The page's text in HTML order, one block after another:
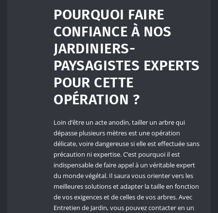
POURQUOI FAIRE
CONFIANCE À NOS
JARDINIERS-
PAYSAGISTES EXPERTS
POUR CETTE
OPÉRATION ?
Loin d’être un acte anodin, tailler un arbre qui
dépasse plusieurs mètres est une opération
délicate, voire dangereuse si elle est effectuée sans
précaution ni expertise. C’est pourquoi il est
indispensable de faire appel à un véritable expert
du monde végétal. Il saura vous orienter vers les
meilleures solutions et adapter la taille en fonction
de vos exigences et de celles de vos arbres. Avec
Entretien de Jardin, vous pouvez contacter en un